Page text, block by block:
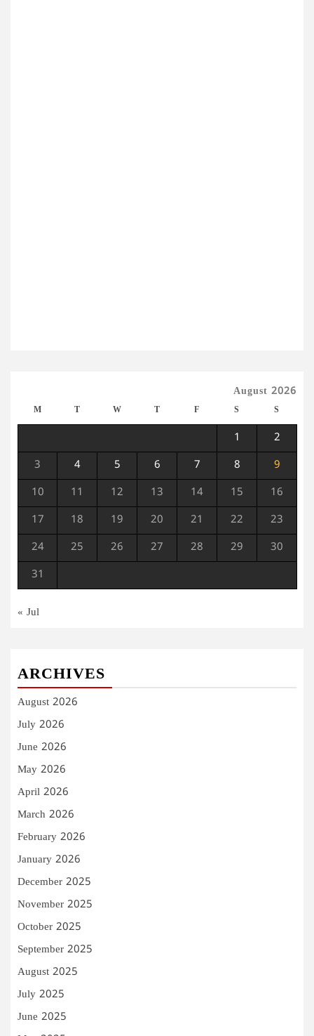
August 2026
M T W T F S S
1 2
3 4 5 6 7 8 9
10 11 12 13 14 15 16
17 18 19 20 21 22 23
24 25 26 27 28 29 30
31
« Jul
ARCHIVES
August 2026
July 2026
June 2026
May 2026
April 2026
March 2026
February 2026
January 2026
December 2025
November 2025
October 2025
September 2025
August 2025
July 2025
June 2025